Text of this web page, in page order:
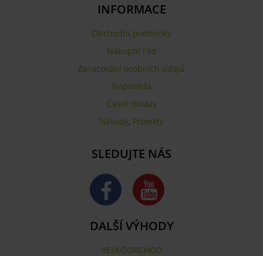
INFORMACE
Obchodní podmínky
Nákupní řád
Zpracování osobních údajů
Nápověda
Časté dotazy
Návody, Projekty
SLEDUJTE NÁS
DALŠÍ VÝHODY
VELKOOBCHOD